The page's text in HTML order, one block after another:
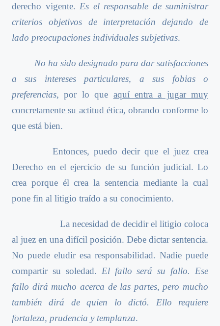
derecho vigente. Es el responsable de suministrar
criterios objetivos de interpretación dejando de
lado preocupaciones individuales subjetivas.
No ha sido designado para dar satisfacciones
a sus intereses particulares, a sus fobias o
preferencias, por lo que aquí entra a jugar muy
concretamente su actitud ética, obrando conforme lo
que está bien.
Entonces, puedo decir que el juez crea
Derecho en el ejercicio de su función judicial. Lo
crea porque él crea la sentencia mediante la cual
pone fin al litigio traído a su conocimiento.
La necesidad de decidir el litigio coloca
al juez en una difícil posición. Debe dictar sentencia.
No puede eludir esa responsabilidad. Nadie puede
compartir su soledad. El fallo será su fallo. Ese
fallo dirá mucho acerca de las partes, pero mucho
también dirá de quien lo dictó. Ello requiere
fortaleza, prudencia y templanza.